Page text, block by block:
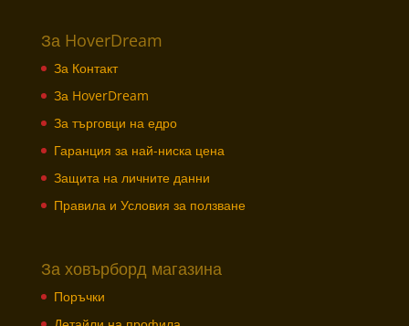
За HoverDream
За Контакт
За HoverDream
За търговци на едро
Гаранция за най-ниска цена
Защита на личните данни
Правила и Условия за ползване
За ховърборд магазина
Поръчки